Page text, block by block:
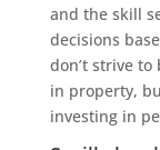
and the skill
decisions
don’t strive
in property,
investing in